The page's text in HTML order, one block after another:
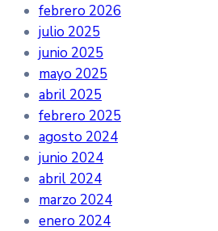
febrero 2026
julio 2025
junio 2025
mayo 2025
abril 2025
febrero 2025
agosto 2024
junio 2024
abril 2024
marzo 2024
enero 2024